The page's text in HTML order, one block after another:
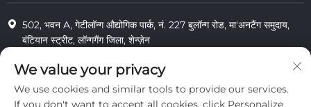
502, भवन A, गेटीलॉन्ग औद्योगिक पार्क, नं. 227 बुलॉन्ग रोड, मा'अनटैंग समुदाय,
बंटियान स्ट्रीट, लॉन्गगैंग जिला, शेन्ज़ेन
+86-13823773549
[email protected]
We value your privacy
We use cookies and similar tools to provide our services.
If you don't want to accept all cookies, click Personalize